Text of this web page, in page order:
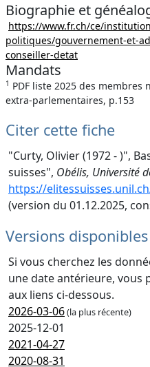
Biographie et
https://www.fr.ch/ce/
politiques/gouvernement-et-
conseiller-detat
Mandats
1 PDF liste 2025 des membres
extra-parlementaires, p.153
Citer cette fiche
"Curty, Olivier (1972 - )",
suisses", Obélis, Université
https://
(version du 01.12.2025,
Versions disponibles
Si vous cherchez les
une date antérieure, vous
aux liens ci-dessous.
2026-03-06(la plus récente)
2025-12-01
2021-04-27
2020-08-31